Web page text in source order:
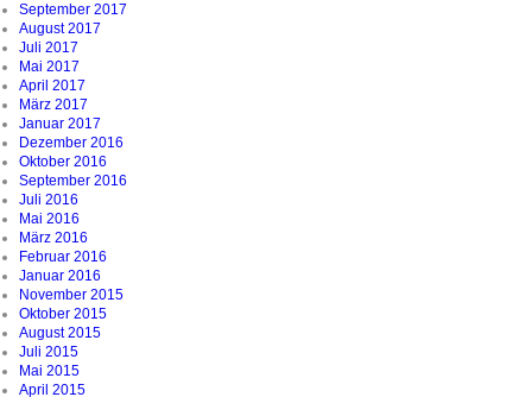
September 2017
August 2017
Juli 2017
Mai 2017
April 2017
März 2017
Januar 2017
Dezember 2016
Oktober 2016
September 2016
Juli 2016
Mai 2016
März 2016
Februar 2016
Januar 2016
November 2015
Oktober 2015
August 2015
Juli 2015
Mai 2015
April 2015